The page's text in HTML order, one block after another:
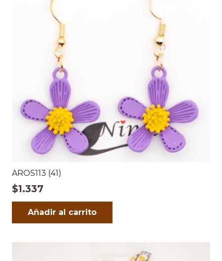
AROS113 (41)
$1.337
Añadir al carrito